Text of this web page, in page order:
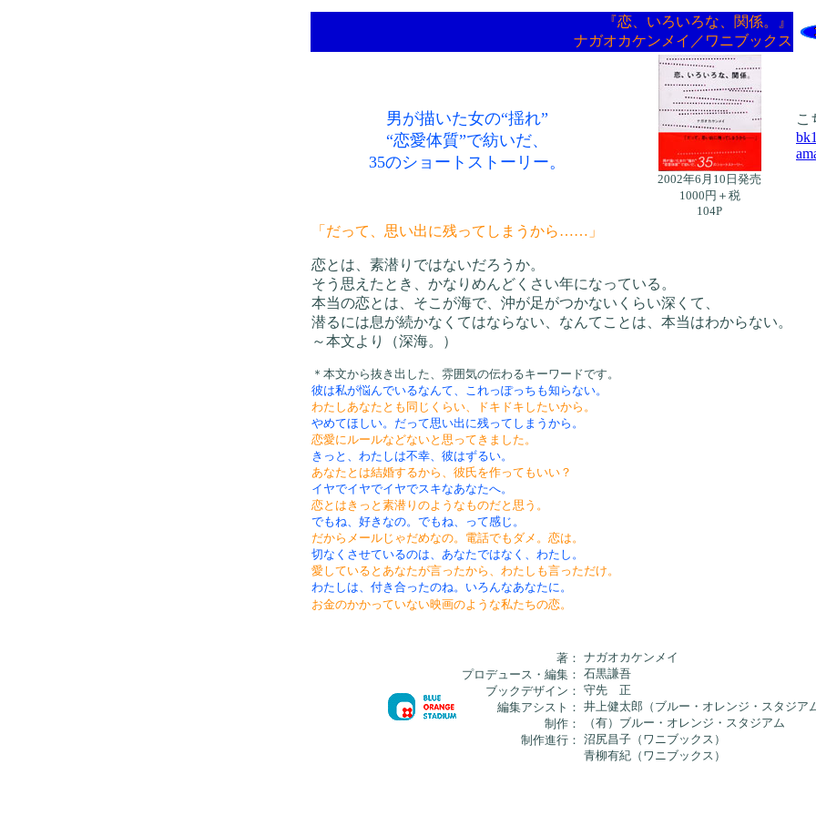
『恋、いろいろな、関係。』
ナガオカケンメイ／ワニブックス
男が描いた女の“揺れ”
“恋愛体質”で紡いだ、
35のショートストーリー。
2002年6月10日発売
1000円＋税
104P
こ
「だって、思い出に残ってしまうから……」
恋とは、素潜りではないだろうか。
そう思えたとき、かなりめんどくさい年になっている。
本当の恋とは、そこが海で、沖が足がつかないくらい深くて、
潜るには息が続かなくてはならない、なんてことは、本当はわからない。
～本文より（深海。）
＊本文から抜き出した、雰囲気の伝わるキーワードです。
彼は私が悩んでいるなんて、これっぽっちも知らない。
わたしあなたとも同じくらい、ドキドキしたいから。
やめてほしい。だって思い出に残ってしまうから。
恋愛にルールなどないと思ってきました。
きっと、わたしは不幸、彼はずるい。
あなたとは結婚するから、彼氏を作ってもいい？
イヤでイヤでイヤでスキなあなたへ。
恋とはきっと素潜りのようなものだと思う。
でもね、好きなの。でもね、って感じ。
だからメールじゃだめなの。電話でもダメ。恋は。
切なくさせているのは、あなたではなく、わたし。
愛しているとあなたが言ったから、わたしも言っただけ。
わたしは、付き合ったのね。いろんなあなたに。
お金のかかっていない映画のような私たちの恋。
著：
プロデュース・編集：
ブックデザイン：
編集アシスト：
制作：
制作進行：
ナガオカケンメイ
石黒謙吾
守先 正
井上健太郎（ブルー・オレンジ・スタジア
（有）ブルー・オレンジ・スタジアム
沼尻昌子（ワニブックス）
青柳有紀（ワニブックス）